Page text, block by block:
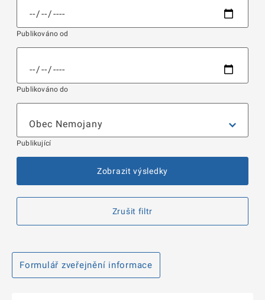
Publikováno od
Publikováno do
Publikující
Zobrazit výsledky
Zrušit filtr
Formulář zveřejnění informace